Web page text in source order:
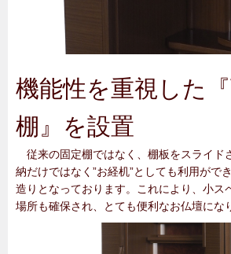
機能性を重視した
棚』を設置
従来の固定棚ではなく、棚板をスライド
納だけではなく”お経机”としても利用がで
造りとなっております。これにより、小ス
場所も確保され、とても便利なお仏壇にな